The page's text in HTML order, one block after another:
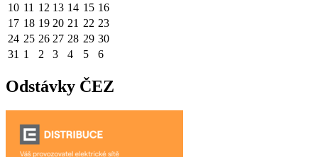
10 11 12 13 14 15 16
17 18 19 20 21 22 23
24 25 26 27 28 29 30
31 1 2 3 4 5 6
Odstávky ČEZ